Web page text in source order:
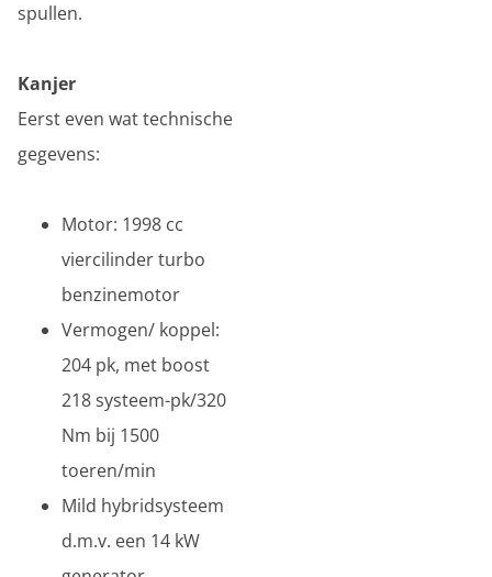
spullen.
Kanjer
Eerst even wat technische
gegevens:
Motor: 1998 cc
viercilinder turbo
benzinemotor
Vermogen/ koppel:
204 pk, met boost
218 systeem-pk/320
Nm bij 1500
toeren/min
Mild hybridsysteem
d.m.v. een 14 kW